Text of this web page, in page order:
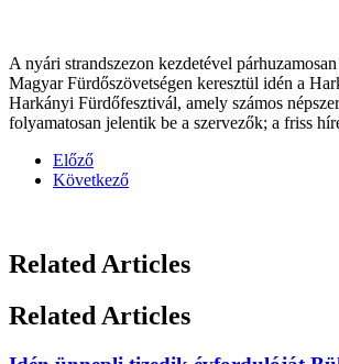
A nyári strandszezon kezdetével
Magyar Fürdőszövetségen keresztül idén a
Harkányi Fürdőfesztivál, amely számos
folyamatosan jelentik be a szervezők; a friss
Előző
Következő
Related Articles
Related Articles